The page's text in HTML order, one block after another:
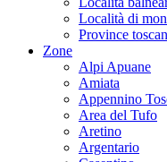
Località di
Province
Zone
Alpi Apuane
Amiata
Appennino
Area del Tufo
Aretino
Argentario